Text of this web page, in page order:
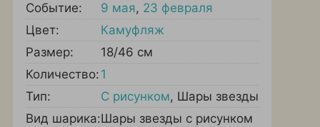
Событие: 9 мая, 23 февраля
Цвет:
Камуфляж
Размер:
18/46 см
Количество: 1
Тип:
С рисунком, Шары звезды
Вид шарика:Шары звезды с рисунком